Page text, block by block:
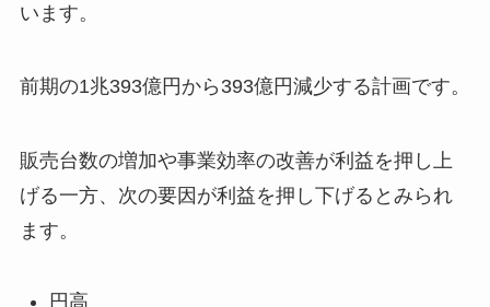
います。
前期の1兆393億円から393億円減少する計画です。
販売台数の増加や事業効率の改善が利益を押し上
げる一方、次の要因が利益を押し下げるとみられ
ます。
円高